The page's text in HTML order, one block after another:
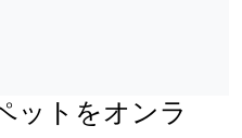
ットをオンラ